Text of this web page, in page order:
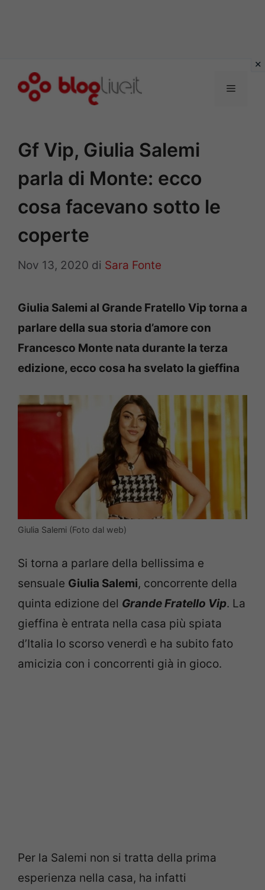
Menu
Gf Vip, Giulia Salemi
parla di Monte: ecco
cosa facevano sotto le
coperte
Nov 13, 2020 di Sara Fonte
Giulia Salemi al Grande Fratello Vip torna a
parlare della sua storia d’amore con
Francesco Monte nata durante la terza
edizione, ecco cosa ha svelato la gieffina
Giulia Salemi (Foto dal web)
Si torna a parlare della bellissima e
sensuale Giulia Salemi, concorrente della
quinta edizione del Grande Fratello Vip. La
gieffina è entrata nella casa più spiata
d’Italia lo scorso venerdì e ha subito fato
amicizia con i concorrenti già in gioco.
Per la Salemi non si tratta della prima
esperienza nella casa, ha infatti